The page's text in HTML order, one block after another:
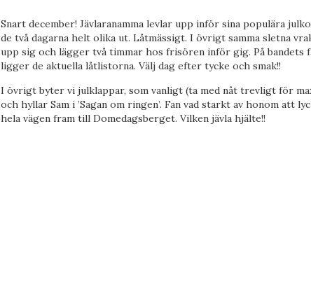
Snart december! Jävlaranamma levlar upp inför sina populära
de två dagarna helt olika ut. Låtmässigt. I övrigt samma sletna
upp sig och lägger två timmar hos frisören inför gig. På bandets
ligger de aktuella låtlistorna. Välj dag efter tycke och smak!!
I övrigt byter vi julklappar, som vanligt (ta med nåt trevligt för
och hyllar Sam i ’Sagan om ringen’. Fan vad starkt av honom att
hela vägen fram till Domedagsberget. Vilken jävla hjälte!!